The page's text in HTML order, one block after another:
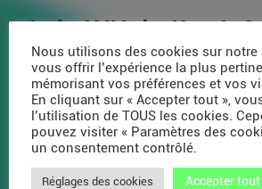
Après AMI Labs, Yann
lancer un fonds de 200
dédié à l’IA
L’article Après AMI Labs, Yann
un fonds de 200 millions d’euros
est...
Lire la suite
Nous utilisons des cookies sur notre
vous offrir l’expérience la plus
mémorisant vos préférences et vos
En cliquant sur « Accepter tout »,
l’utilisation de TOUS les cookies.
pouvez visiter « Paramètres des
un consentement contrôlé.
Réglages des cookies Accepter tout